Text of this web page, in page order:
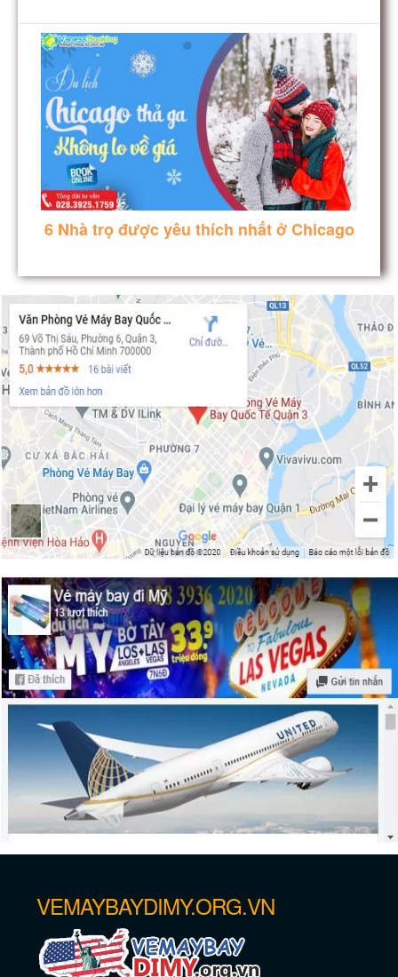
6 Nhà trọ được yêu thích nhất ở Chicago
Những địa điểm tốt nhất để ngắm tán lá
mùa thu ở Chicago
Các lễ hội ngoài trời hàng đầu ở Chicago
VEMAYBAYDIMY.ORG.VN